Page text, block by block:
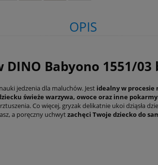
OPIS
Babyono 1551/03
jedzenia dla maluchów. Jest idealny w procesie
świeże warzywa, owoce oraz inne
Co więcej, gryzak delikatnie ukoi dziąsła
a poręczny uchwytzachęci Twoje dziecko do